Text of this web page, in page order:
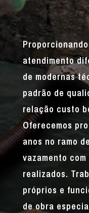
atendimento
de modernas
padrão de
relação custo
Oferecemos
anos no ramo
vazamento
realizados.
próprios e
de obra